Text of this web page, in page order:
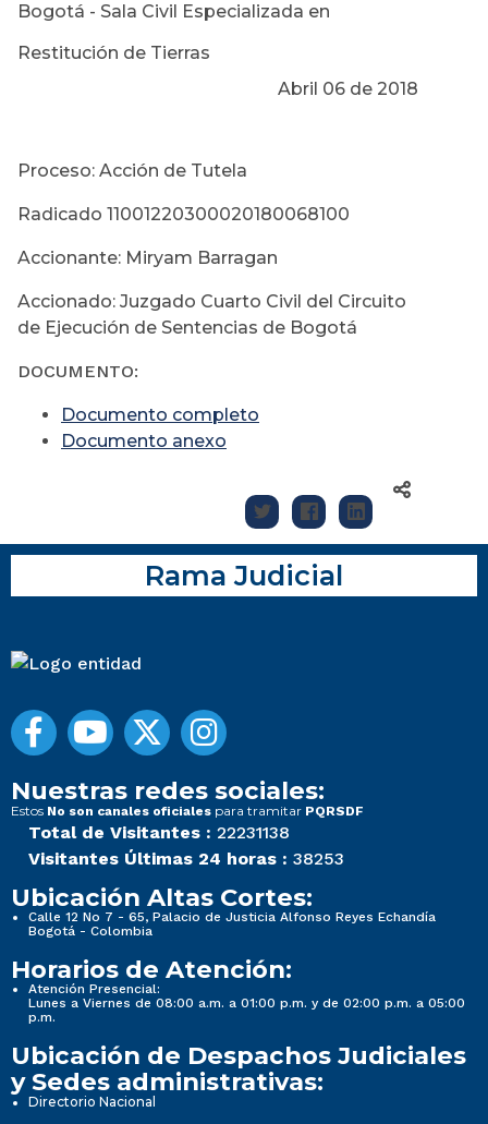
Bogotá - Sala Civil Especializada en
Restitución de Tierras
Abril 06 de 2018
Proceso: Acción de Tutela
Radicado 11001220300020180068100
Accionante: Miryam Barragan
Accionado: Juzgado Cuarto Civil del Circuito
de Ejecución de Sentencias de Bogotá
DOCUMENTO:
Documento completo
Documento anexo
Rama Judicial
Nuestras redes sociales:
Estos No son canales oficiales para tramitar PQRSDF
Total de Visitantes : 22231138
Visitantes Últimas 24 horas : 38253
Ubicación Altas Cortes:
Calle 12 No 7 - 65, Palacio de Justicia Alfonso Reyes Echandía
Bogotá - Colombia
Horarios de Atención:
Atención Presencial:
Lunes a Viernes de 08:00 a.m. a 01:00 p.m. y de 02:00 p.m. a 05:00
p.m.
Ubicación de Despachos Judiciales
y Sedes administrativas:
Directorio Nacional